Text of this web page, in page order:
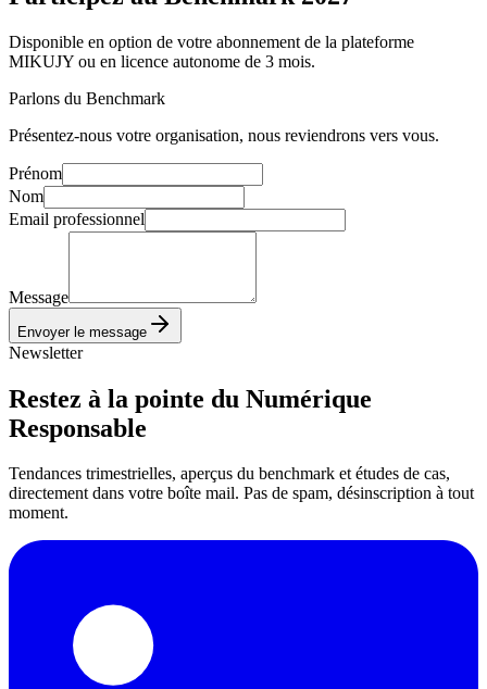
Disponible en option de votre abonnement de la plateforme
MIKUJY ou en licence autonome de 3 mois.
Parlons du Benchmark
Présentez-nous votre organisation, nous reviendrons vers vous.
Prénom
Nom
Email professionnel
Message
Envoyer le message
Newsletter
Restez à la pointe du Numérique
Responsable
Tendances trimestrielles, aperçus du benchmark et études de cas,
directement dans votre boîte mail. Pas de spam, désinscription à tout
moment.